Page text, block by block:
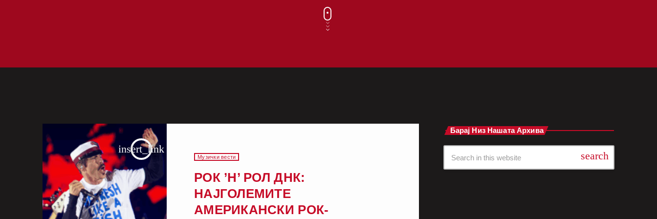
insert_link
Музички вести
РОК ’Н’ РОЛ ДНК:
НАЈГОЛЕМИТЕ
АМЕРИКАНСКИ РОК-
Барај Низ Нашата Архива
search